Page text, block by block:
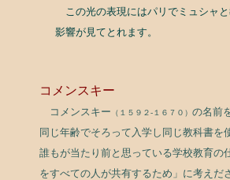
この光の表現にはパリでミュシャ
影響が見てとれます。
コメンスキー
コメンスキー （１５９２-１６７０） の名前
同じ年齢でそろって入学し同じ教科書
誰もが当たり前と思っている学校教育の
をすべての人が共有するため」に考えだ